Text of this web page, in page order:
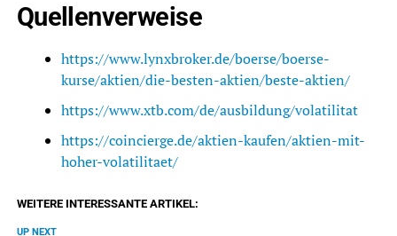
Quellenverweise
https://www.lynxbroker.de/boerse/boerse-
kurse/aktien/die-besten-aktien/beste-aktien/
https://www.xtb.com/de/ausbildung/volatilitat
https://coincierge.de/aktien-kaufen/aktien-mit-
hoher-volatilitaet/
WEITERE INTERESSANTE ARTIKEL:
UP NEXT